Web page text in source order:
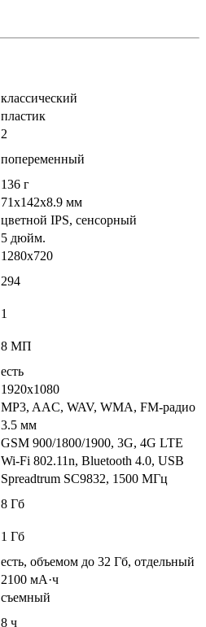
классический
пластик
2
попеременный
136 г
71x142x8.9 мм
цветной IPS, сенсорный
5 дюйм.
1280x720
294
1
8 МП
есть
1920x1080
MP3, AAC, WAV, WMA, FM-радио
3.5 мм
GSM 900/1800/1900, 3G, 4G LTE
Wi-Fi 802.11n, Bluetooth 4.0, USB
Spreadtrum SC9832, 1500 МГц
8 Гб
1 Гб
есть, объемом до 32 Гб, отдельный
2100 мА·ч
съемный
8 ч